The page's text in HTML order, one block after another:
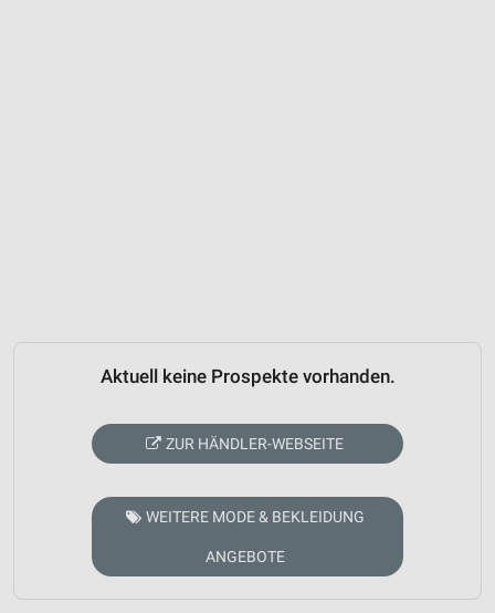
Aktuell keine Prospekte vorhanden.
ZUR HÄNDLER-WEBSEITE
WEITERE MODE & BEKLEIDUNG
ANGEBOTE